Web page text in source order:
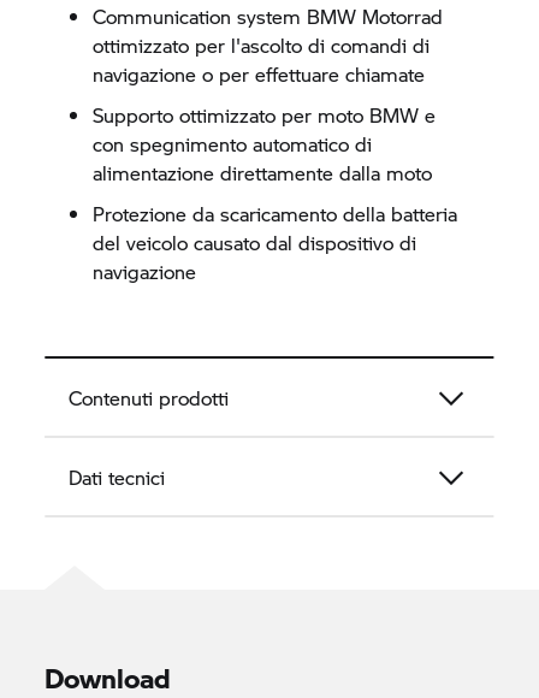
Communication system BMW Motorrad
ottimizzato per l'ascolto di comandi di
navigazione o per effettuare chiamate
Supporto ottimizzato per moto BMW e
con spegnimento automatico di
alimentazione direttamente dalla moto
Protezione da scaricamento della batteria
del veicolo causato dal dispositivo di
navigazione
Contenuti prodotti
Dati tecnici
Download